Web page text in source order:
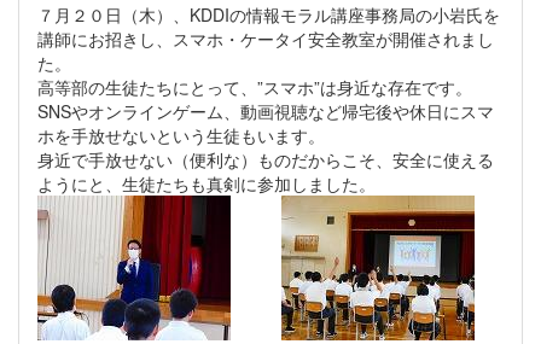
７月２０日（木）、KDDIの情報モラル講座事務局の小岩氏を
講師にお招きし、スマホ・ケータイ安全教室が開催されまし
た。
高等部の生徒たちにとって、”スマホ”は身近な存在です。
SNSやオンラインゲーム、動画視聴など帰宅後や休日にスマ
ホを手放せないという生徒もいます。
身近で手放せない（便利な）ものだからこそ、安全に使える
ようにと、生徒たちも真剣に参加しました。